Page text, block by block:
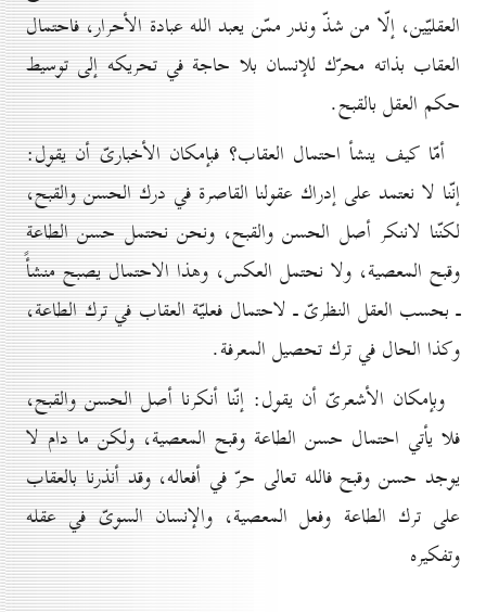
العقليّين، إلّا من شذّ وندر ممّن يعبد الله عبادة الأحرار، فاحتمال
العقاب بذاته محرّك للإنسان بلا حاجة في تحريكه إلى توسيط
حكم العقل بالقبح.
أمّا كيف ينشأ احتمال العقاب؟ فبإمكان الأخبارىّ أن يقول:
إنّنا لا نعتمد على إدراك عقولنا القاصرة في درك الحسن والقبح،
لكنّنا لاننكر أصل الحسن والقبح، ونحن نحتمل حسن الطاعة
وقبح المعصية، ولا نحتمل العكس، وهذا الاحتمال يصبح منشأً
ـ بحسب العقل النظرىّ ـ لاحتمال فعليّة العقاب في ترك الطاعة،
وكذا الحال في ترك تحصيل المعرفة.
وبإمكان الأشعرىّ أن يقول: إنّنا أنكرنا أصل الحسن والقبح،
فلا يأتي احتمال حسن الطاعة وقبح المعصية، ولكن ما دام لا
يوجد حسن وقبح فالله تعالى حرّ في أفعاله، وقد أنذرنا بالعقاب
على ترك الطاعة وفعل المعصية، والإنسان السوىّ في عقله
وتفكيره